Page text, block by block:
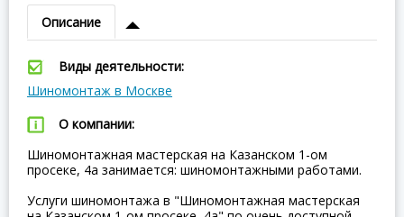
Описание
Виды деятельности:
Шиномонтаж в Москве
О компании:
Шиномонтажная мастерская на Казанском 1-ом
просеке, 4а занимается: шиномонтажными работами.
Услуги шиномонтажа в "Шиномонтажная мастерская